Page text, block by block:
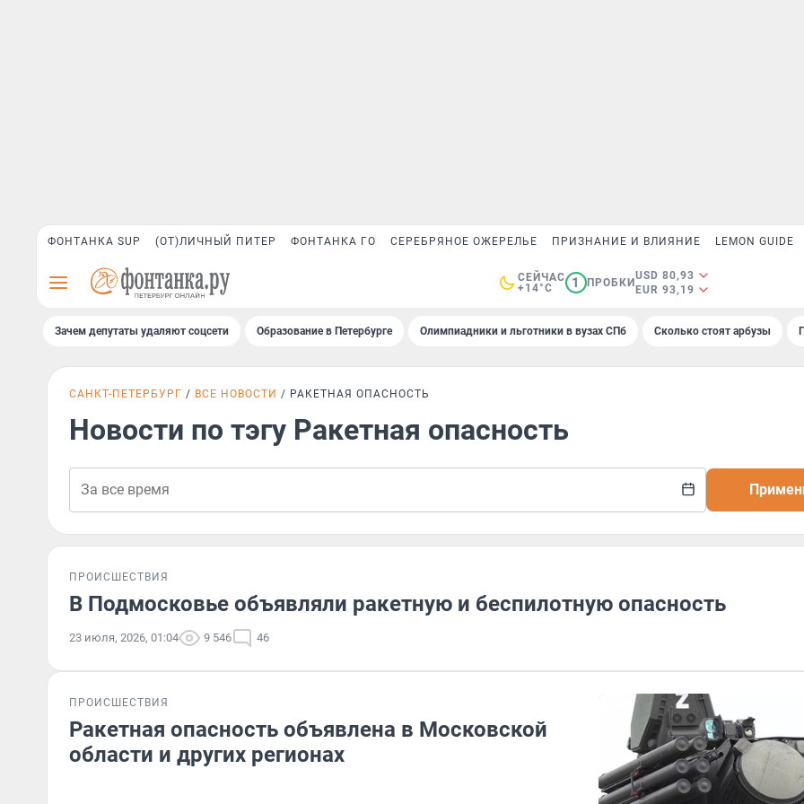
ФОНТАНКА SUP (ОТ)ЛИЧНЫЙ ПИТЕР ФОНТАНКА ГО СЕРЕБРЯНОЕ ОЖЕРЕЛЬЕ ПРИЗНАНИЕ И ВЛИЯНИЕ LEMON GUIDE
СЕЙЧАС
+14°C
1 ПРОБКИ
USD 80,93
EUR 93,19
Зачем депутаты удаляют соцсети Образование в Петербурге Олимпиадники и льготники в вузах СПб Сколько стоят арбузы
САНКТ-ПЕТЕРБУРГ ВСЕ НОВОСТИ РАКЕТНАЯ ОПАСНОСТЬ
Новости по тэгу Ракетная опасность
ПРОИСШЕСТВИЯ
В Подмосковье объявляли ракетную и беспилотную опасность
23 июля, 2026, 01:04 9 546 46
ПРОИСШЕСТВИЯ
Ракетная опасность объявлена в Московской
области и других регионах